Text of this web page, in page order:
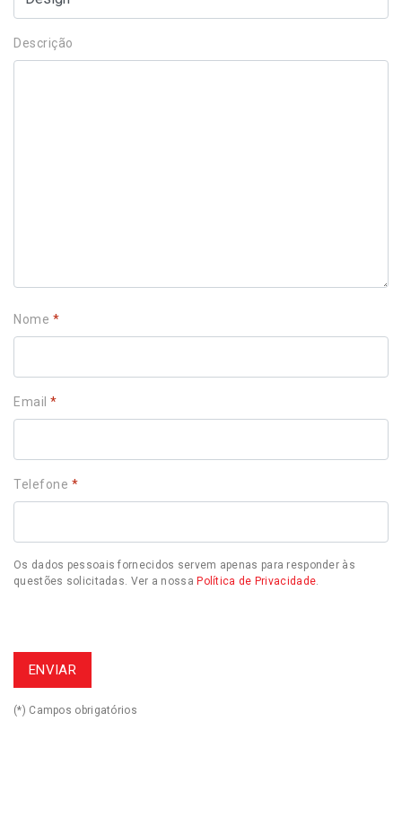
Descrição
Nome *
Email *
Telefone *
Os dados pessoais fornecidos servem apenas para responder às
questões solicitadas. Ver a nossa Política de Privacidade.
(*) Campos obrigatórios